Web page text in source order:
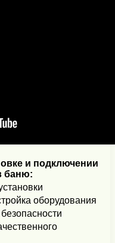
и подключении
баню:
оборудования